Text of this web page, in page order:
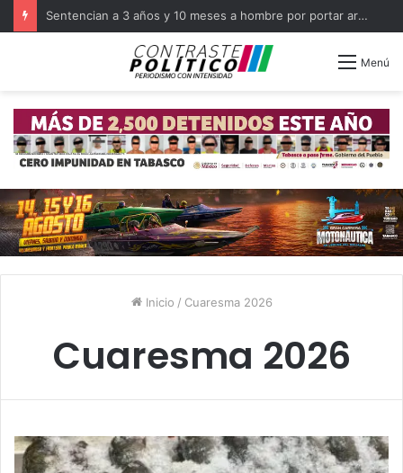
Sentencian a 3 años y 10 meses a hombre por portar arma en Balancán
Menú
Inicio / Cuaresma 2026
Cuaresma 2026